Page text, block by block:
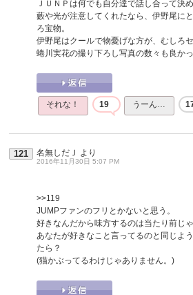
ＪＵＮＰは何でも自分達で話し合って決
藪や光が注意してくれたなら、伊野尾に
ろ宝物。
伊野尾はクールで物憂げな方が、むしろセ
蜷川実花の撮り下ろし写真の数々も良か
それな！ 19 うーん…
121 名無しだＪ より
2016年11月30日 5:07 PM
>>119
JUMPファンのフリとかないと思う。
好きなんだから味方するのは当たり前じゃ
あなたが好きなこと言ってるのと同じよ
たら？
(猫かぶってるわけじゃありません。)